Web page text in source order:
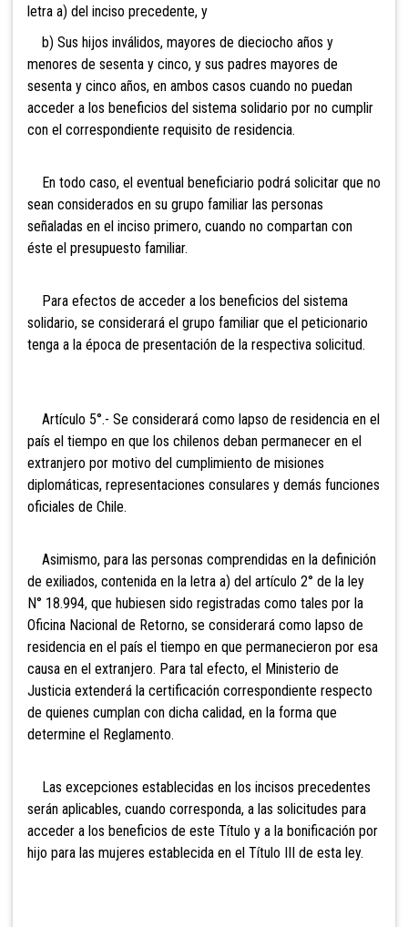
letra a) del inciso precedente, y
b) Sus hijos inválidos, mayores de dieciocho años y
menores de sesenta y cinco, y sus padres mayores de
sesenta y cinco años, en ambos casos cuando no puedan
acceder a los beneficios del sistema solidario por no cumplir
con el correspondiente requisito de residencia.
En todo caso, el eventual beneficiario podrá solicitar que no
sean considerados en su grupo familiar las personas
señaladas en el inciso primero, cuando no compartan con
éste el presupuesto familiar.
Para efectos de acceder a los beneficios del sistema
solidario, se considerará el grupo familiar que el peticionario
tenga a la época de presentación de la respectiva solicitud.
Artículo 5°.- Se considerará como lapso de residencia en el
país el tiempo en que los chilenos deban permanecer en el
extranjero por motivo del cumplimiento de misiones
diplomáticas, representaciones consulares y demás funciones
oficiales de Chile.
Asimismo, para las personas comprendidas en la definición
de exiliados, contenida en la letra a) del artículo 2° de la ley
N° 18.994, que hubiesen sido registradas como tales por la
Oficina Nacional de Retorno, se considerará como lapso de
residencia en el país el tiempo en que permanecieron por esa
causa en el extranjero. Para tal efecto, el Ministerio de
Justicia extenderá la certificación correspondiente respecto
de quienes cumplan con dicha calidad, en la forma que
determine el Reglamento.
Las excepciones establecidas en los incisos precedentes
serán aplicables, cuando corresponda, a las solicitudes para
acceder a los beneficios de este Título y a la bonificación por
hijo para las mujeres establecida en el Título III de esta ley.